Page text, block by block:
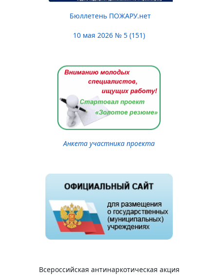
Бюллетень ПОЖАРУ.нет
10 мая 2026 № 5 (151)
Анкета участника проекта
Всероссийская антинаркотическая акция